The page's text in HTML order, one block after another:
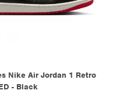
Nike Air Jordan 1 Retro
- Black